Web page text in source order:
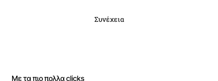
Συνέχεια
Με τα πιο πολλα clicks